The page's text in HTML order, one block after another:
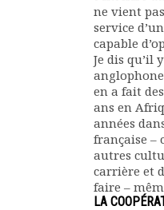
ne vient
service
capable
Je dis qu’il
en a fait
ans en
années
française –
autres
carrière et
faire –
LA